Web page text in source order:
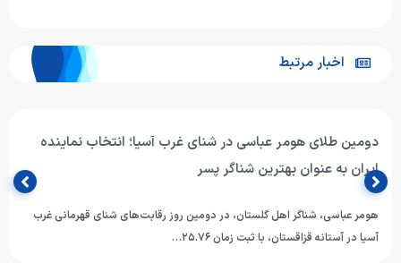
اخبار مرتبط
دومین طلای هومر عباسی در شنای غرب آسیا؛ انتخاب نماینده
ایران به عنوان بهترین شناگر پسر
هومر عباسی، شناگر اهل گلستان، در دومین روز رقابت‌های شنای قهرمانی غرب
آسیا در آستانه قزاقستان، با ثبت زمان ۲۵.۷۶…